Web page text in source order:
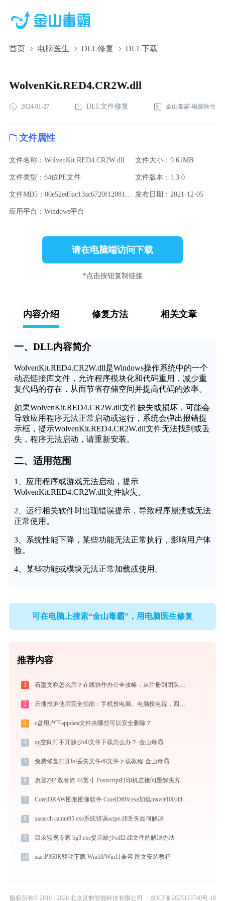
首页 电脑医生 DLL修复 DLL下载
WolvenKit.RED4.CR2W.dll,WolvenKit.RED4.CR2W.dll下
WolvenKit.RED4.CR2W.dll
2024-01-27 DLL文件修复 金山毒霸-电脑医生
文件属性
文件名称：WolvenKit.RED4.CR2W.dll 文件大小：9.61MB
文件类型：64位PE文件 文件版本：1.3.0
文件MD5：00e52ed5ac13ac6720f1208169464c76 发布日期：2021-12-05
应用平台：Windows平台
请在电脑端访问下载
*点击按钮复制链接
内容介绍 修复方法 相关文章
一、DLL内容简介
WolvenKit.RED4.CR2W.dll是Windows操作系统中的一个
动态链接库文件，允许程序模块化和代码重用，减少重
复代码的存在，从而节省存储空间并提高代码的效率。
如果WolvenKit.RED4.CR2W.dll文件缺失或损坏，可能会
导致应用程序无法正常启动或运行，系统会弹出报错提
示框，提示WolvenKit.RED4.CR2W.dll文件无法找到或丢
失，程序无法启动，请重新安装。
二、适用范围
1、应用程序或游戏无法启动，提示
WolvenKit.RED4.CR2W.dll文件缺失。
2、运行相关软件时出现错误提示，导致程序崩溃或无法
正常使用。
3、系统性能下降，某些功能无法正常执行，影响用户体
验。
4、某些功能或模块无法正常加载或使用。
可在电脑上搜索“金山毒霸”，用电脑医生修复
推荐内容
1 石墨文档怎么用？在线协作办公全攻略：从注册到团队高效协同
2 乐播投屏使用完全指南：手机投电脑、电脑投电视，四种连接方式一篇讲透
3 c盘用户下appdata文件夹哪些可以安全删除？
4 qq空间打不开缺少dll文件下载怎么办？-金山毒霸
5 免费修复打开lol丢失文件dll文件下载教程-金山毒霸
6 惠普Z9? 双卷筒 44英寸 Postscript打印机连接问题解决方法 -金山毒霸
7 CorelDRAW图形图像软件 CorelDRW.exe加载msvcr100.dll文件丢失处理办法
8 xsearch camnt95.exe系统错误actpe.dll丢失如何解决
9 目录监视专家 bg3.exe提示缺少sdl2.dll文件的解决办法
10 startP360K驱动下载 Win10/Win11兼容 图文安装教程
版权所有© 2010 - 2026 北京灵豹智能科技有限公司 京ICP备2025133740号-18